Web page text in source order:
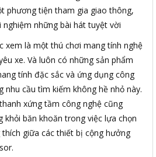
phương tiện tham gia giao thông,
những bài hát tuyệt vời
xem là một thú chơi mang tính nghệ
xe. Và luôn có những sản phẩm
tính đặc sắc và ứng dụng công
nhu cầu tìm kiếm không hề nhỏ này.
xứng tầm công nghệ cũng
khỏi băn khoăn trong việc lựa chọn
giữa các thiết bị cộng hưởng